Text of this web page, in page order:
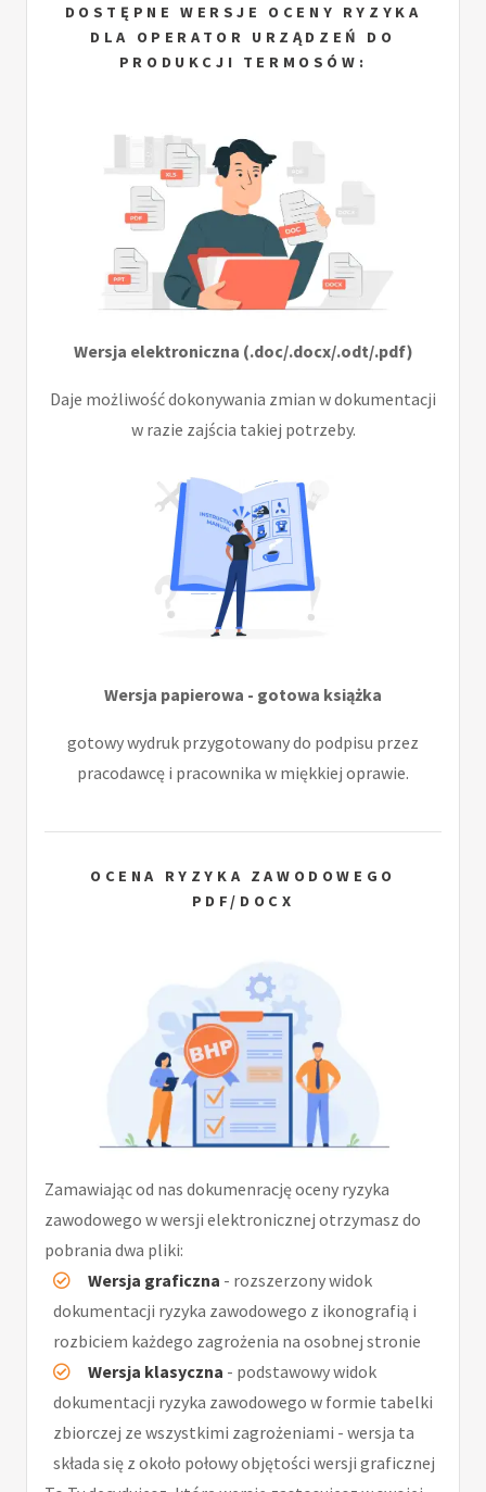
DOSTĘPNE WERSJE OCENY RYZYKA
DLA OPERATOR URZĄDZEŃ DO
PRODUKCJI TERMOSÓW:
Wersja elektroniczna (.doc/.docx/.odt/.pdf)
Daje możliwość dokonywania zmian w dokumentacji
w razie zajścia takiej potrzeby.
Wersja papierowa - gotowa książka
gotowy wydruk przygotowany do podpisu przez
pracodawcę i pracownika w miękkiej oprawie.
OCENA RYZYKA ZAWODOWEGO
PDF/DOCX
Zamawiając od nas dokumenrację oceny ryzyka
zawodowego w wersji elektronicznej otrzymasz do
pobrania dwa pliki:
Wersja graficzna - rozszerzony widok
dokumentacji ryzyka zawodowego z ikonografią i
rozbiciem każdego zagrożenia na osobnej stronie
Wersja klasyczna - podstawowy widok
dokumentacji ryzyka zawodowego w formie tabelki
zbiorczej ze wszystkimi zagrożeniami - wersja ta
składa się z około połowy objętości wersji graficznej